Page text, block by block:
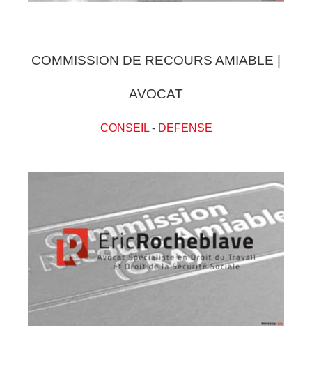
COMMISSION DE RECOURS AMIABLE |
AVOCAT
CONSEIL- DEFENSE